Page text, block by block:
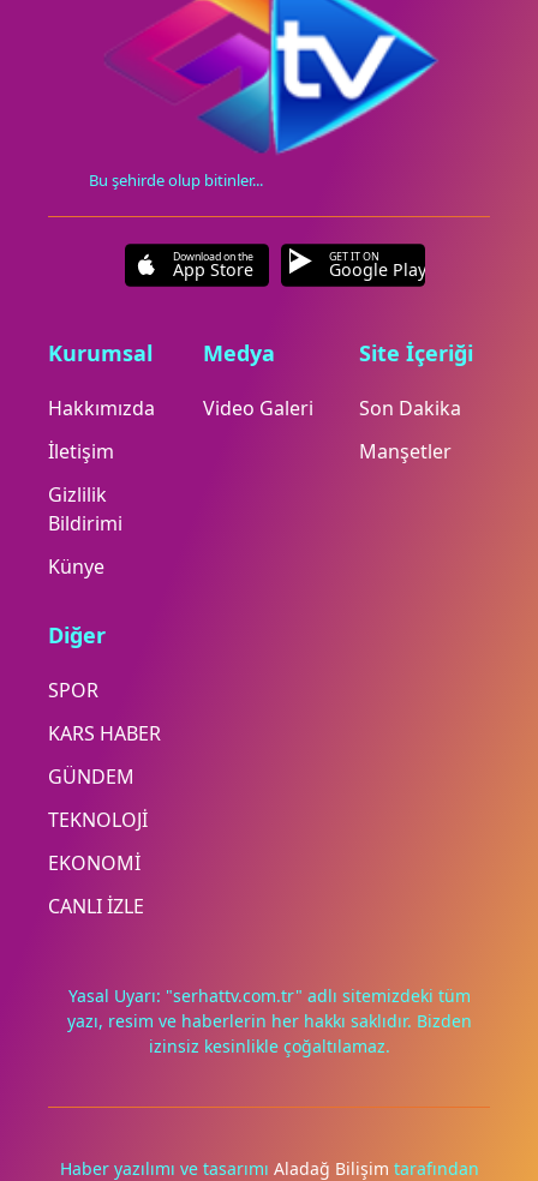
Deneyimini iyileştirmek ve içeriğimizi geliştirmek için çerezler
yalnızca onayınla.
Bu şehirde olup bitinler...
Download on the
App Store
GET IT ON
Google Play
Kurumsal
Hakkımızda
İletişim
Gizlilik
Bildirimi
Künye
Medya
Video Galeri
Site İçeriği
Son Dakika
Manşetler
Diğer
SPOR
KARS HABER
GÜNDEM
TEKNOLOJİ
EKONOMİ
CANLI İZLE
Yasal Uyarı: "serhattv.com.tr" adlı sitemizdeki tüm
yazı, resim ve haberlerin her hakkı saklıdır. Bizden
izinsiz kesinlikle çoğaltılamaz.
Haber yazılımı ve tasarımı Aladağ Bilişim tarafından